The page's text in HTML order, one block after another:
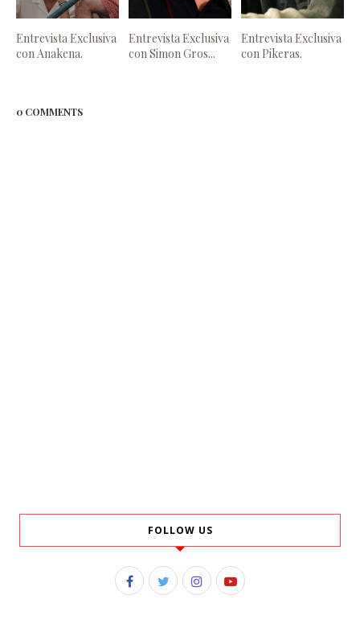
Entrevista Exclusiva
con Anakena.
Entrevista Exclusiva
con Simon Gros...
Entrevista Exclusiva
con Pikeras.
0 COMMENTS
FOLLOW US